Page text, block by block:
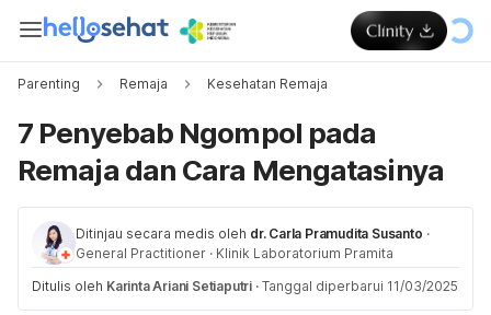
Parenting Remaja Kesehatan Remaja
7 Penyebab Ngompol pada
Remaja dan Cara Mengatasinya
Ditinjau secara medis oleh dr. Carla Pramudita Susanto ·
General Practitioner · Klinik Laboratorium Pramita
Ditulis oleh Karinta Ariani Setiaputri · Tanggal diperbarui 11/03/2025